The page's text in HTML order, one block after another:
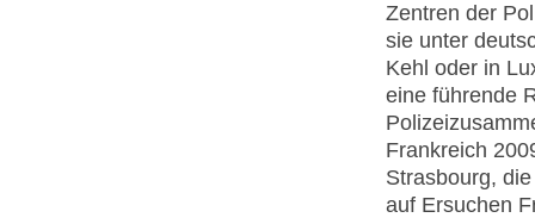
Zentren der
sie unter
Kehl oder in
eine führende
Frankreich
Strasbourg,
auf Ersuchen